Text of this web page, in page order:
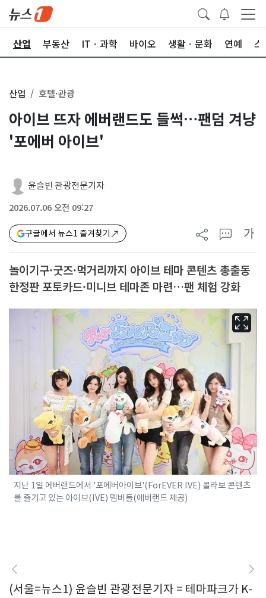
산업 부동산 ITㆍ과학 바이오 생활ㆍ문화 연예 스
산업 호텔·관광
아이브 뜨자 에버랜드도 들썩…팬덤 겨냥
'포에버 아이브'
윤슬빈 관광전문기자
2026.07.06 오전 09:27
구글에서 뉴스1 즐겨찾기 가
놀이기구·굿즈·먹거리까지 아이브 테마 콘텐츠 총출동
한정판 포토카드·미니브 테마존 마련…팬 체험 강화
지난 1일 에버랜드에서 '포에버아이브'(ForEVER IVE) 콜라보 콘텐츠
를 즐기고 있는 아이브(IVE) 멤버들(에버랜드 제공)
(서울=뉴스1) 윤슬빈 관광전문기자 = 테마파크가 K-